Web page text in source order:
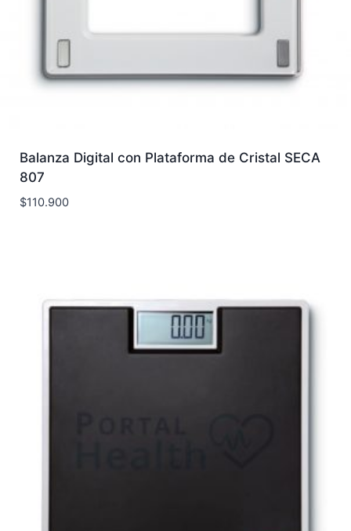
Balanza Digital con Plataforma de Cristal SECA
807
$110.900